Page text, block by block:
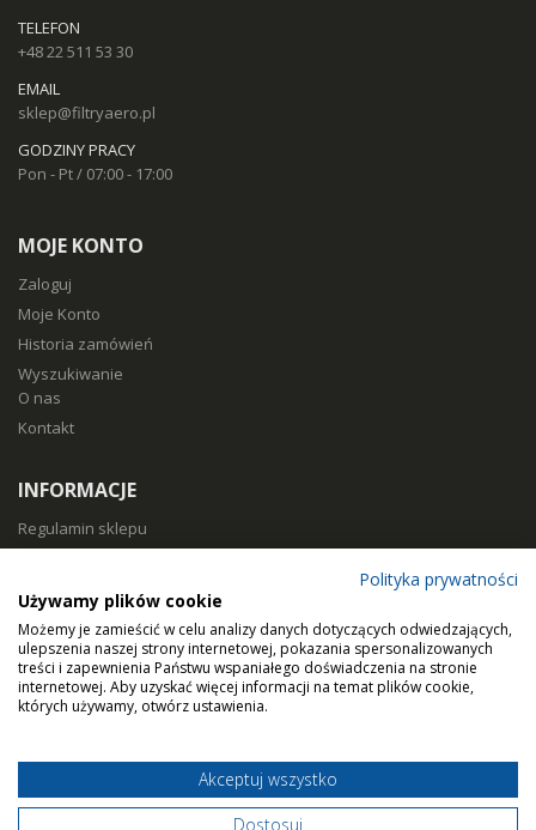
TELEFON
+48 22 511 53 30
EMAIL
sklep@filtryaero.pl
GODZINY PRACY
Pon - Pt / 07:00 - 17:00
MOJE KONTO
Zaloguj
Moje Konto
Historia zamówień
Wyszukiwanie
O nas
Kontakt
INFORMACJE
Regulamin sklepu
Koszty i czas dostawy
Zwroty i reklamacje
Klasy filtracji
Dobierz filtry
© Home Air Solutions sp. z o.o. - filtryaero.pl.Filtry do rekuperacji.
Polityka prywatności
Używamy plików cookie
Możemy je zamieścić w celu analizy danych dotyczących odwiedzających,
ulepszenia naszej strony internetowej, pokazania spersonalizowanych
treści i zapewnienia Państwu wspaniałego doświadczenia na stronie
internetowej. Aby uzyskać więcej informacji na temat plików cookie,
których używamy, otwórz ustawienia.
Akceptuj wszystko
Dostosuj